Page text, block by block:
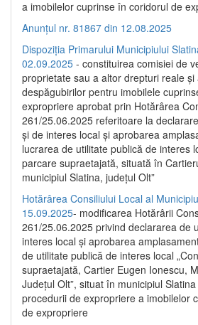
a imobilelor cuprinse în coridorul de
Anunțul nr. 81867 din 12.08.2025
Dispoziția Primarului Municipiului
02.09.2025 - constituirea comisiei de
proprietate sau a altor drepturi reale și
despăgubirilor pentru imobilele
expropriere aprobat prin Hotărârea
261/25.06.2025 referitoare la
și de interes local și aprobarea
lucrarea de utilitate publică de interes
parcare supraetajată, situată în
municipiul Slatina, județul Olt”
Hotărârea Consiliului Local al
15.09.2025- modificarea Hotărârii
261/25.06.2025 privind declararea de
interes local și aprobarea
de utilitate publică de interes local
supraetajată, Cartier Eugen Ionescu,
Județul Olt”, situat în municipiul
procedurii de expropriere a imobilelor
de expropriere